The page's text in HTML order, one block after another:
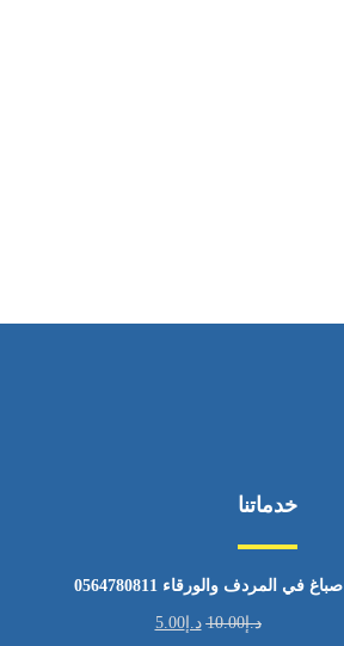
خدماتنا
صباغ في المردف والورقاء 0564780811
د.إ10.00 د.إ5.00